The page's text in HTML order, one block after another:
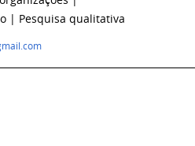
| Pesquisa qualitativa